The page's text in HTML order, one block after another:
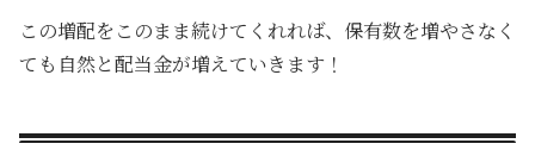
この増配をこのまま続けてくれれば、保有数を増やさなく
ても自然と配当金が増えていきます！